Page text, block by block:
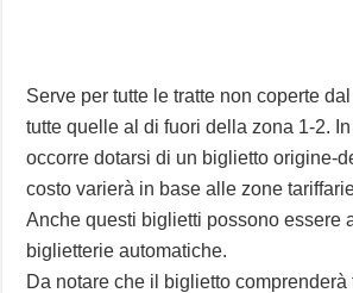
Serve per tutte le tratte non coperte
tutte quelle al di fuori della zona 1-2.
occorre dotarsi di un biglietto origine-
costo varierà in base alle zone
Anche questi biglietti possono essere
biglietterie automatiche.
Da notare che il biglietto comprenderà